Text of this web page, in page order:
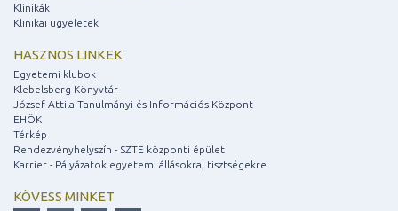
Klinikák
Klinikai ügyeletek
HASZNOS LINKEK
Egyetemi klubok
Klebelsberg Könyvtár
József Attila Tanulmányi és Információs Központ
EHÖK
Térkép
Rendezvényhelyszín - SZTE központi épület
Karrier - Pályázatok egyetemi állásokra, tisztségekre
KÖVESS MINKET